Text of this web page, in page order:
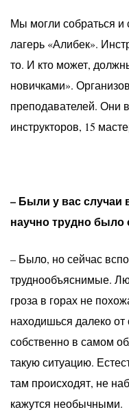
Мы могли собраться и
лагерь «Алибек».
то. И кто может,
новичками».
преподавателей. Они
инструкторов, 15
– Были у вас случаи
научно трудно было
– Было, но сейчас
труднообъяснимые.
гроза в горах не
находишься далеко
собственно в самом
такую ситуацию.
там происходят, не
кажутся необычными.